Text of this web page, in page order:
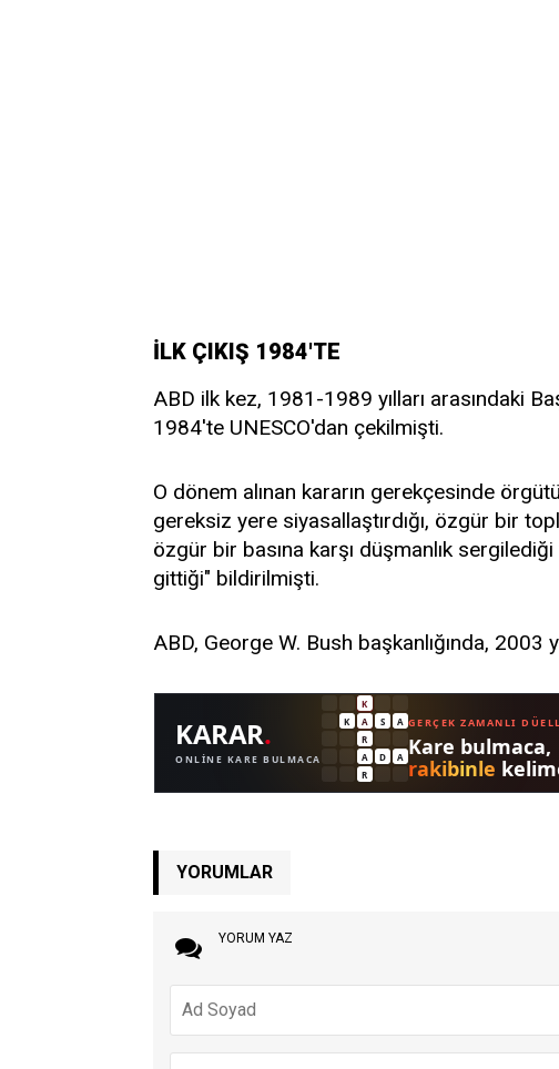
İLK ÇIKIŞ 1984'TE
ABD ilk kez, 1981-1989 yılları arasındaki
1984'te UNESCO'dan çekilmişti.
O dönem alınan kararın gerekçesinde
gereksiz yere siyasallaştırdığı, özgür bir
özgür bir basına karşı düşmanlık
gittiği" bildirilmişti.
ABD, George W. Bush başkanlığında, 2003
YORUMLAR
YORUM YAZ